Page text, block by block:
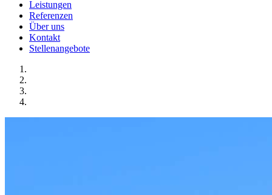
Leistungen
Referenzen
Über uns
Kontakt
Stellenangebote